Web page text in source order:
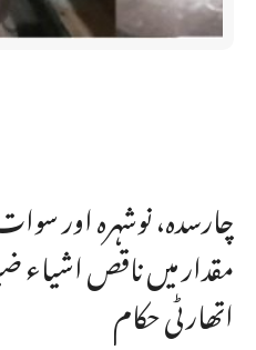
چارسدہ، نوشہرہ اور
مقدار میں ناقص اشیاء
اتھارٹی حکام